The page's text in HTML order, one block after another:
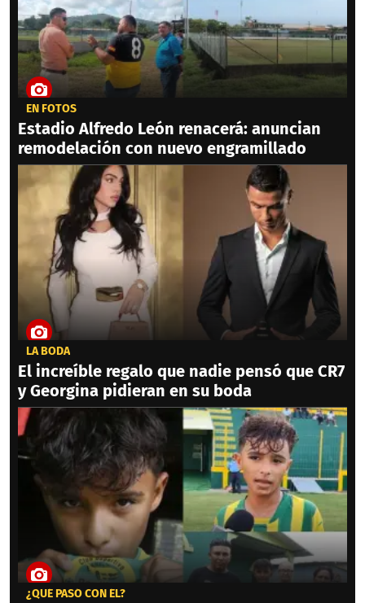
EN FOTOS
Estadio Alfredo León renacerá: anuncian
remodelación con nuevo engramillado
LA BODA
El increíble regalo que nadie pensó que CR7
y Georgina pidieran en su boda
¿QUÉ PASÓ CON ÉL?